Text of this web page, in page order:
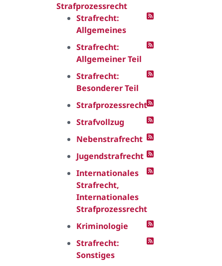
Strafprozessrecht
Strafrecht:
Allgemeines
Strafrecht:
Allgemeiner Teil
Strafrecht:
Besonderer Teil
Strafprozessrecht
Strafvollzug
Nebenstrafrecht
Jugendstrafrecht
Internationales
Strafrecht,
Internationales
Strafprozessrecht
Kriminologie
Strafrecht:
Sonstiges